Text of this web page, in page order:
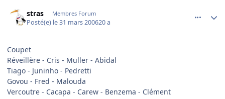
stras Membres Forum
Posté(e) le 31 mars 200620 a
Coupet
Réveillère - Cris - Muller - Abidal
Tiago - Juninho - Pedretti
Govou - Fred - Malouda
Vercoutre - Cacapa - Carew - Benzema - Clément